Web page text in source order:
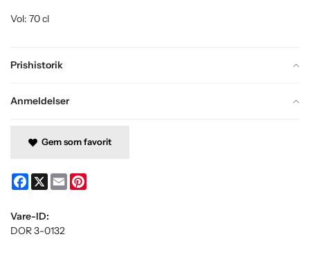
Prishistorik
Anmeldelser
Vol: 70 cl
Gem som favorit
Facebook
X Email
Vare-ID:
DOR 3-0132